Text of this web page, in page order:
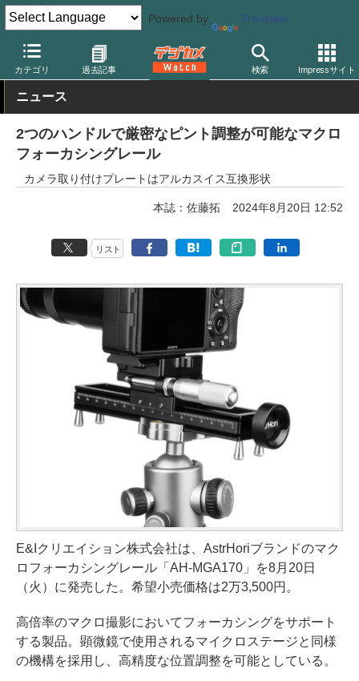
Powered by Translate
カテゴリ 過去記事 検索 Impressサイト
デジカメ Watch 撮影用品 三脚/一脚/雲台
ニュース
2つのハンドルで厳密なピント調整が可能なマクロ
フォーカシングレール
カメラ取り付けプレートはアルカスイス互換形状
本誌：佐藤拓 2024年8月20日 12:52
リスト
E&Iクリエイション株式会社は、AstrHoriブランドのマク
ロフォーカシングレール「AH-MGA170」を8月20日
（火）に発売した。希望小売価格は2万3,500円。
高倍率のマクロ撮影においてフォーカシングをサポート
する製品。顕微鏡で使用されるマイクロステージと同様
の機構を採用し、高精度な位置調整を可能としている。